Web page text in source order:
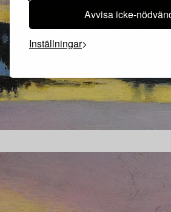
Avvisa icke-
Inställningar